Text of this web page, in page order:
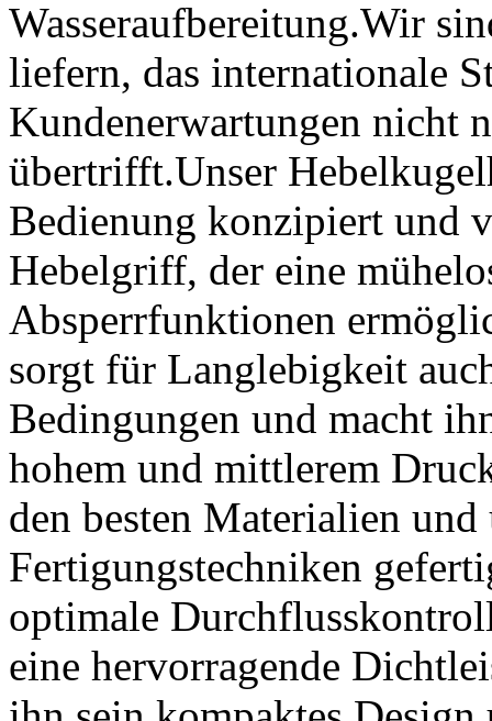
Wasseraufbereitung.Wir
liefern, das internationale
Kundenerwartungen nicht
übertrifft.Unser
Bedienung konzipiert und
Hebelgriff, der eine
Absperrfunktionen
sorgt für Langlebigkeit
Bedingungen und macht
hohem und mittlerem
den besten Materialien
Fertigungstechniken
optimale
eine hervorragende